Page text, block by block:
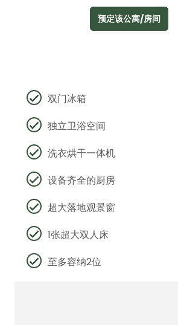
预定该公寓/房间
双门冰箱
独立卫浴空间
洗衣烘干一体机
设备齐全的厨房
超大落地观景窗
1张超大双人床
至多容纳2位